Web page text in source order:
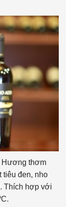
Hương thơm
tiêu đen, nho
Thích hợp với